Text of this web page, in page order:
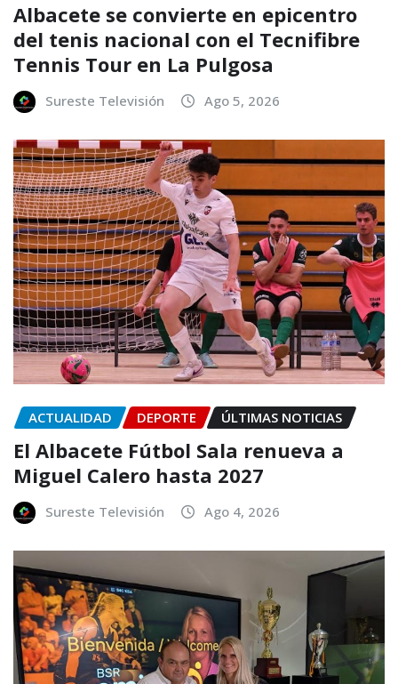
Albacete se convierte en epicentro
del tenis nacional con el Tecnifibre
Tennis Tour en La Pulgosa
Sureste Televisión Ago 5, 2026
ACTUALIDAD DEPORTE ÚLTIMAS NOTICIAS
El Albacete Fútbol Sala renueva a
Miguel Calero hasta 2027
Sureste Televisión Ago 4, 2026